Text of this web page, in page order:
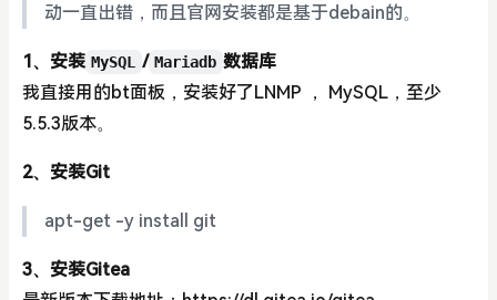
动一直出错，而且官网安装都是基于debain的。
1、安装 MySQL / Mariadb 数据库
我直接用的bt面板，安装好了LNMP ， MySQL，至少
5.5.3版本。
2、安装Git
apt-get -y install git
3、安装Gitea